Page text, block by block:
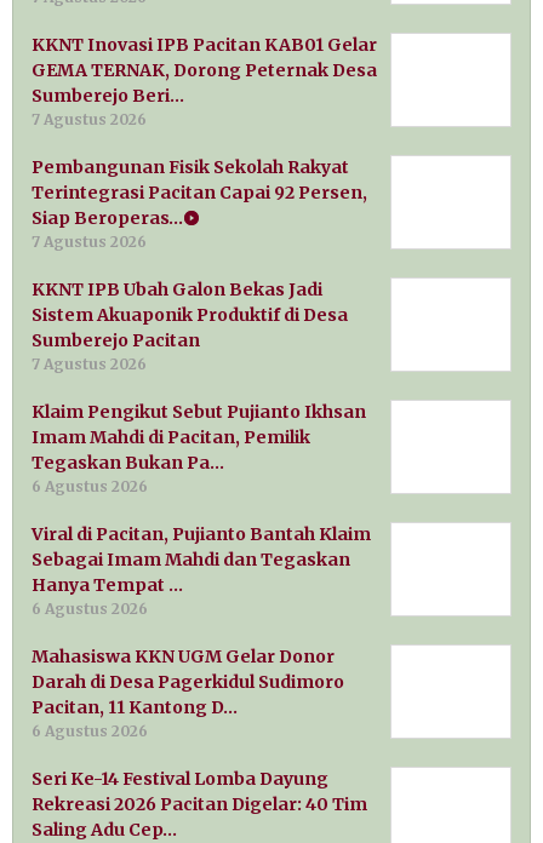
KKNT Inovasi IPB Pacitan KAB01 Gelar
GEMA TERNAK, Dorong Peternak Desa
Sumberejo Beri…
7 Agustus 2026
Pembangunan Fisik Sekolah Rakyat
Terintegrasi Pacitan Capai 92 Persen,
Siap Beroperas…
7 Agustus 2026
KKNT IPB Ubah Galon Bekas Jadi
Sistem Akuaponik Produktif di Desa
Sumberejo Pacitan
7 Agustus 2026
Klaim Pengikut Sebut Pujianto Ikhsan
Imam Mahdi di Pacitan, Pemilik
Tegaskan Bukan Pa…
6 Agustus 2026
Viral di Pacitan, Pujianto Bantah Klaim
Sebagai Imam Mahdi dan Tegaskan
Hanya Tempat …
6 Agustus 2026
Mahasiswa KKN UGM Gelar Donor
Darah di Desa Pagerkidul Sudimoro
Pacitan, 11 Kantong D…
6 Agustus 2026
Seri Ke-14 Festival Lomba Dayung
Rekreasi 2026 Pacitan Digelar: 40 Tim
Saling Adu Cep…